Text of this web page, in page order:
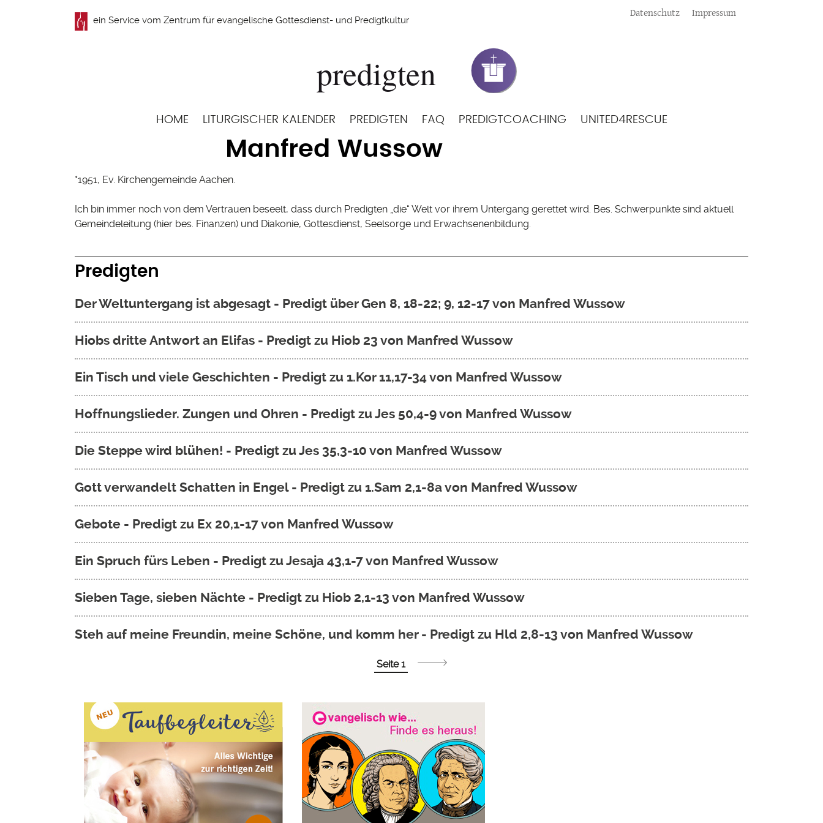
ein Service vom Zentrum für evangelische Gottesdienst- und Predigtkultur
Meta
Datenschutz Impressum
Hauptnavigation
HOME LITURGISCHER KALENDER PREDIGTEN FAQ PREDIGTCOACHING UNITED4RESCUE
Manfred Wussow
*1951, Ev. Kirchengemeinde Aachen.
Ich bin immer noch von dem Vertrauen beseelt, dass durch Predigten „die“ Welt vor ihrem Untergang gerettet wird. Bes. Schwerpunkte sind aktuell
Gemeindeleitung (hier bes. Finanzen) und Diakonie, Gottesdienst, Seelsorge und Erwachsenenbildung.
Predigten
Der Weltuntergang ist abgesagt - Predigt über Gen 8, 18-22; 9, 12-17 von Manfred Wussow
Hiobs dritte Antwort an Elifas - Predigt zu Hiob 23 von Manfred Wussow
Ein Tisch und viele Geschichten - Predigt zu 1.Kor 11,17-34 von Manfred Wussow
Hoffnungslieder. Zungen und Ohren - Predigt zu Jes 50,4-9 von Manfred Wussow
Die Steppe wird blühen! - Predigt zu Jes 35,3-10 von Manfred Wussow
Gott verwandelt Schatten in Engel - Predigt zu 1.Sam 2,1-8a von Manfred Wussow
Gebote - Predigt zu Ex 20,1-17 von Manfred Wussow
Ein Spruch fürs Leben - Predigt zu Jesaja 43,1-7 von Manfred Wussow
Sieben Tage, sieben Nächte - Predigt zu Hiob 2,1-13 von Manfred Wussow
Steh auf meine Freundin, meine Schöne, und komm her - Predigt zu Hld 2,8-13 von Manfred Wussow
Seite 1